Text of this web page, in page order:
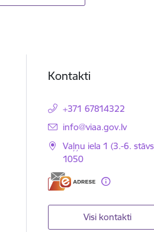
Kontakti
+371 67814322
E-pasts:
info@viaa.gov.lv
Vaļņu iela 1 (3.-6.
1050
Visi kontakti